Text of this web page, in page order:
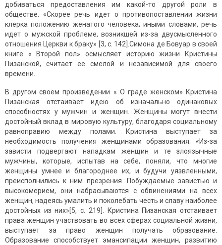
добиваться предоставления им какой-то другой роли в
обществе. «Скорее речь идет о противопоставлении жизни
клерка положению женатого человека; иными словами, речь
идет о мужской проблеме, возникшей из-за двусмысленного
отношения Церкви к браку» [3, c. 142].Симона де Бовуар в своей
книге « Второй пол» осмысляет историю жизни Кристины
Пизанской, считает её смелой и независимой для своего
времени.
В другом своем произведении « О граде женском» Кристина
Пизанская отстаивает идею об изначально одинаковых
способностях у мужчин и женщин. Женщины могут внести
достойный вклад в мировую культуру, благодаря социальному
равноправию между полами. Кристина выступает за
необходимость получения женщинами образования. «Из-за
зависти подвергают нападкам женщин и те злоязычные
мужчины, которые, испытав на себе, поняли, что многие
женщины умнее и благороднее их, и будучи уязвленными,
преисполнились к ним презрения. Побуждаемые завистью и
высокомерием, они набрасываются с обвинениями на всех
женщин, надеясь умалить и поколебать честь и славу наиболее
достойных из них»[5, c. 219]. Кристина Пизанская отстаивает
права женщин участвовать во всех сферах социальной жизни,
выступает за право женщин получать образование.
Образование способствует эмансипации женщин, развитию